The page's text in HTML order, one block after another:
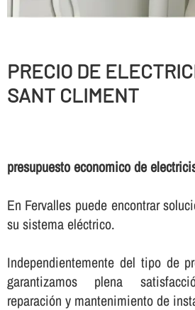
PRECIO DE
SANT CLIMENT
presupuesto economico de
En Fervalles puede encontrar
su sistema eléctrico.
Independientemente del tipo de
garantizamos plena
reparación y mantenimiento de